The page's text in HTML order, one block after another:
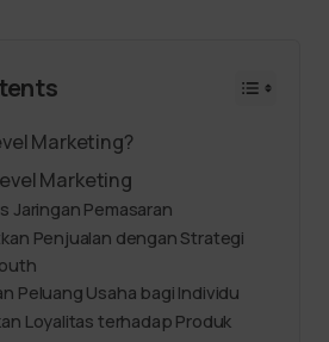
Marketing?
Marketing
Jaringan Pemasaran
Penjualan dengan Strategi
Peluang Usaha bagi Individu
Loyalitas terhadap Produk